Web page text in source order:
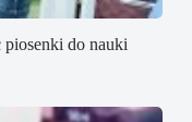
do nauki